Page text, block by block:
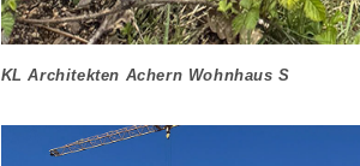
KL Architekten Achern Wohnhaus S